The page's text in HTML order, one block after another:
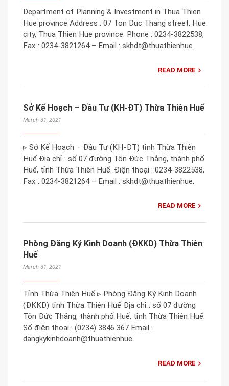
Department of Planning & Investment in Thua Thien
Hue province Address : 07 Ton Duc Thang street, Hue
city, Thua Thien Hue province. Phone : 0234-3822538,
Fax : 0234-3821264 – Email : skhdt@thuathienhue.
READ MORE
Sở Kế Hoạch – Đầu Tư (KH-ĐT) Thừa Thiên Huế
March 31, 2021
▹ Sở Kế Hoạch – Đầu Tư (KH-ĐT) tỉnh Thừa Thiên
Huế Địa chỉ : số 07 đường Tôn Đức Thắng, thành phố
Huế, tỉnh Thừa Thiên Huế. Điện thoại : 0234-3822538,
Fax : 0234-3821264 – Email : skhdt@thuathienhue.
READ MORE
Phòng Đăng Ký Kinh Doanh (ĐKKD) Thừa Thiên
Huế
March 31, 2021
Tỉnh Thừa Thiên Huế ▹ Phòng Đăng Ký Kinh Doanh
(ĐKKD) tỉnh Thừa Thiên Huế Địa chỉ : số 07 đường
Tôn Đức Thắng, thành phố Huế, tỉnh Thừa Thiên Huế.
Số điện thoại : (0234) 3846 367 Email :
dangkykinhdoanh@thuathienhue.
READ MORE